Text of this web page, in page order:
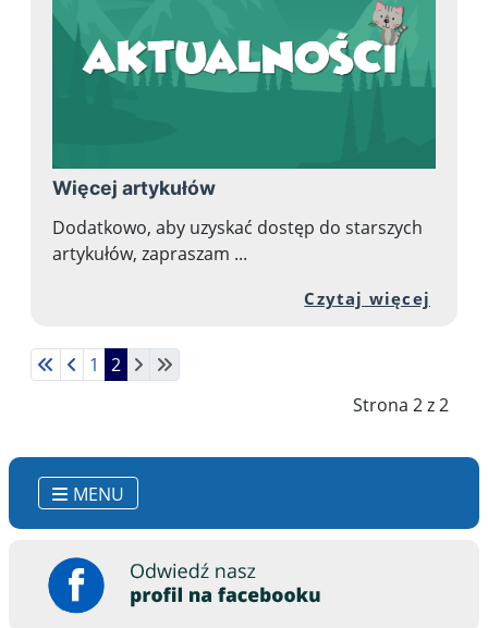
MENU
Więcej artykułów
Dodatkowo, aby uzyskać dostęp do starszych
artykułów, zapraszam ...
Czytaj więcej
Strona 2 z 2
1 2